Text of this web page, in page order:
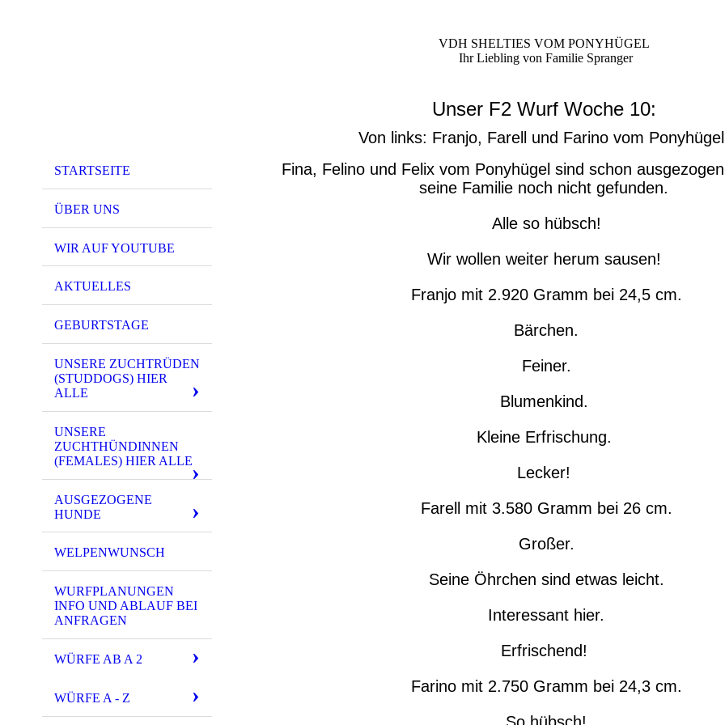
STARTSEITE
ÜBER UNS
WIR AUF YOUTUBE
AKTUELLES
GEBURTSTAGE
UNSERE ZUCHTRÜDEN
(STUDDOGS) HIER
ALLE
UNSERE
ZUCHTHÜNDINNEN
(FEMALES) HIER ALLE
AUSGEZOGENE
HUNDE
WELPENWUNSCH
WURFPLANUNGEN
INFO UND ABLAUF BEI
ANFRAGEN
WÜRFE AB A 2
WÜRFE A - Z
VDH SHELTIES VOM PONYHÜGEL
Ihr Liebling von Familie Spranger
Unser F2 Wurf Woche 10:
Von links: Franjo, Farell und Farino vom
Fina, Felino und Felix vom Ponyhügel sind schon
seine Familie noch nicht gefunden.
Alle so hübsch!
Wir wollen weiter herum sausen!
Franjo mit 2.920 Gramm bei 24,5 cm.
Bärchen.
Feiner.
Blumenkind.
Kleine Erfrischung.
Lecker!
Farell mit 3.580 Gramm bei 26 cm.
Großer.
Seine Öhrchen sind etwas leicht.
Interessant hier.
Erfrischend!
Farino mit 2.750 Gramm bei 24,3 cm.